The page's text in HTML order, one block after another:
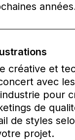
créative et
avec
pour
de
de styles
projet.